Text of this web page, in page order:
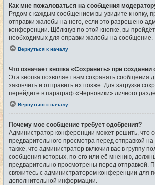
Как мне пожаловаться на сообщения
Рядом с каждым сообщением вы увидите кнопку,
отправки жалобы на него, если это разрешено
конференции. Щёлкнув по этой кнопке, вы
необходимых для оправки жалобы на сообщение.
Вернуться к началу
Что означает кнопка «Сохранить» при
Эта кнопка позволяет вам сохранять сообщения
закончить и отправить их позже. Для загрузки
перейдите в параграф «Черновики» личного
Вернуться к началу
Почему моё сообщение требует одобрения?
Администратор конференции может решить, что
предварительного просмотра перед отправкой
также, что администратор включил вас в группу
сообщения которых, по его или её мнению,
предварительно просмотрены перед отправкой.
свяжитесь с администратором конференции для
дополнительной информации.